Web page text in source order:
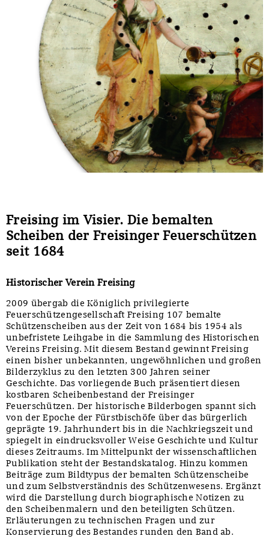
Freising im Visier. Die bemalten
Scheiben der Freisinger Feuerschützen
seit 1684
Historischer Verein Freising
2009 übergab die Königlich privilegierte
Feuerschützengesellschaft Freising 107 bemalte
Schützenscheiben aus der Zeit von 1684 bis 1954 als
unbefristete Leihgabe in die Sammlung des Historischen
Vereins Freising. Mit diesem Bestand gewinnt Freising
einen bisher unbekannten, ungewöhnlichen und großen
Bilderzyklus zu den letzten 300 Jahren seiner
Geschichte. Das vorliegende Buch präsentiert diesen
kostbaren Scheibenbestand der Freisinger
Feuerschützen. Der historische Bilderbogen spannt sich
von der Epoche der Fürstbischöfe über das bürgerlich
geprägte 19. Jahrhundert bis in die Nachkriegszeit und
spiegelt in eindrucksvoller Weise Geschichte und Kultur
dieses Zeitraums. Im Mittelpunkt der wissenschaftlichen
Publikation steht der Bestandskatalog. Hinzu kommen
Beiträge zum Bildtypus der bemalten Schützenscheibe
und zum Selbstverständnis des Schützenwesens. Ergänzt
wird die Darstellung durch biographische Notizen zu
den Scheibenmalern und den beteiligten Schützen.
Erläuterungen zu technischen Fragen und zur
Konservierung des Bestandes runden den Band ab.
Sonstiges